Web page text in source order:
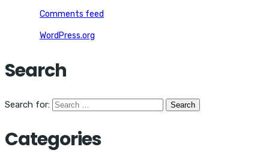
Comments feed
WordPress.org
Search
Search for:
Categories